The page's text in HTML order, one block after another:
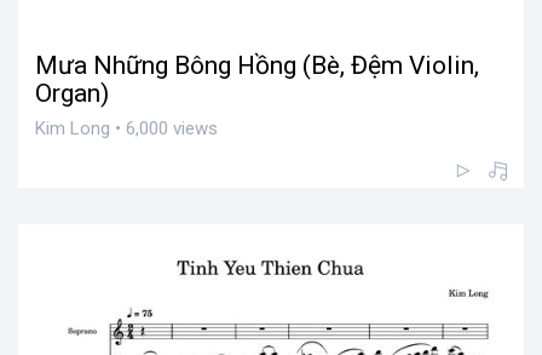
Mưa Những Bông Hồng (Bè, Đệm Violin,
Organ)
Kim Long • 6,000 views